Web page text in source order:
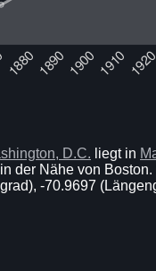
D.C. liegt in
der Nähe von
-70.9697